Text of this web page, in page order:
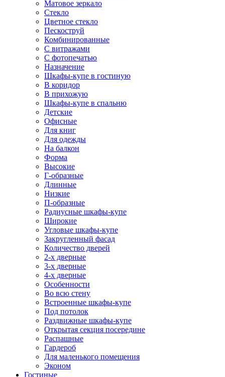
Матовое зеркало
Стекло
Цветное стекло
Пескоструй
Комбинированные
С витражами
С фотопечатью
Назначение
Шкафы-купе в гостиную
В коридор
В прихожую
Шкафы-купе в спальню
Детские
Офисные
Для книг
Для одежды
На балкон
Форма
Высокие
Г-образные
Длинные
Низкие
П-образные
Радиусные шкафы-купе
Широкие
Угловые шкафы-купе
Закругленный фасад
Количество дверей
2-х дверные
3-х дверные
4-х дверные
Особенности
Во всю стену
Встроенные шкафы-купе
Под потолок
Раздвижные шкафы-купе
Открытая секция посередине
Распашные
Гардероб
Для маленького помещения
Эконом
Гостиные